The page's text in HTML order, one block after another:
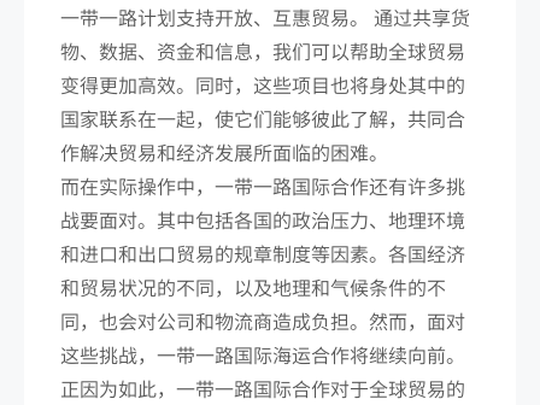
一带一路计划支持开放、互惠贸易。 通过共享货
物、数据、资金和信息，我们可以帮助全球贸易
变得更加高效。同时，这些项目也将身处其中的
国家联系在一起，使它们能够彼此了解，共同合
作解决贸易和经济发展所面临的困难。
而在实际操作中，一带一路国际合作还有许多挑
战要面对。其中包括各国的政治压力、地理环境
和进口和出口贸易的规章制度等因素。各国经济
和贸易状况的不同，以及地理和气候条件的不
同，也会对公司和物流商造成负担。然而，面对
这些挑战，一带一路国际海运合作将继续向前。
正因为如此，一带一路国际合作对于全球贸易的